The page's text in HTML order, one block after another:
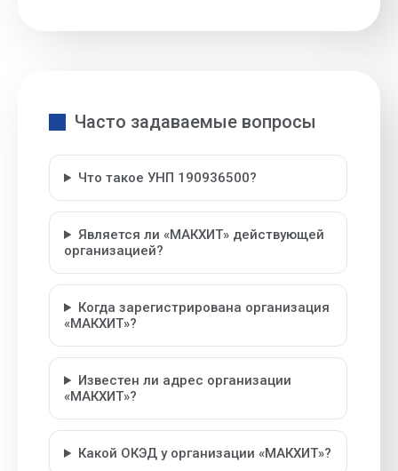
Часто задаваемые вопросы
Что такое УНП 190936500?
Является ли «МАКХИТ» действующей
организацией?
Когда зарегистрирована организация
«МАКХИТ»?
Известен ли адрес организации
«МАКХИТ»?
Какой ОКЭД у организации «МАКХИТ»?